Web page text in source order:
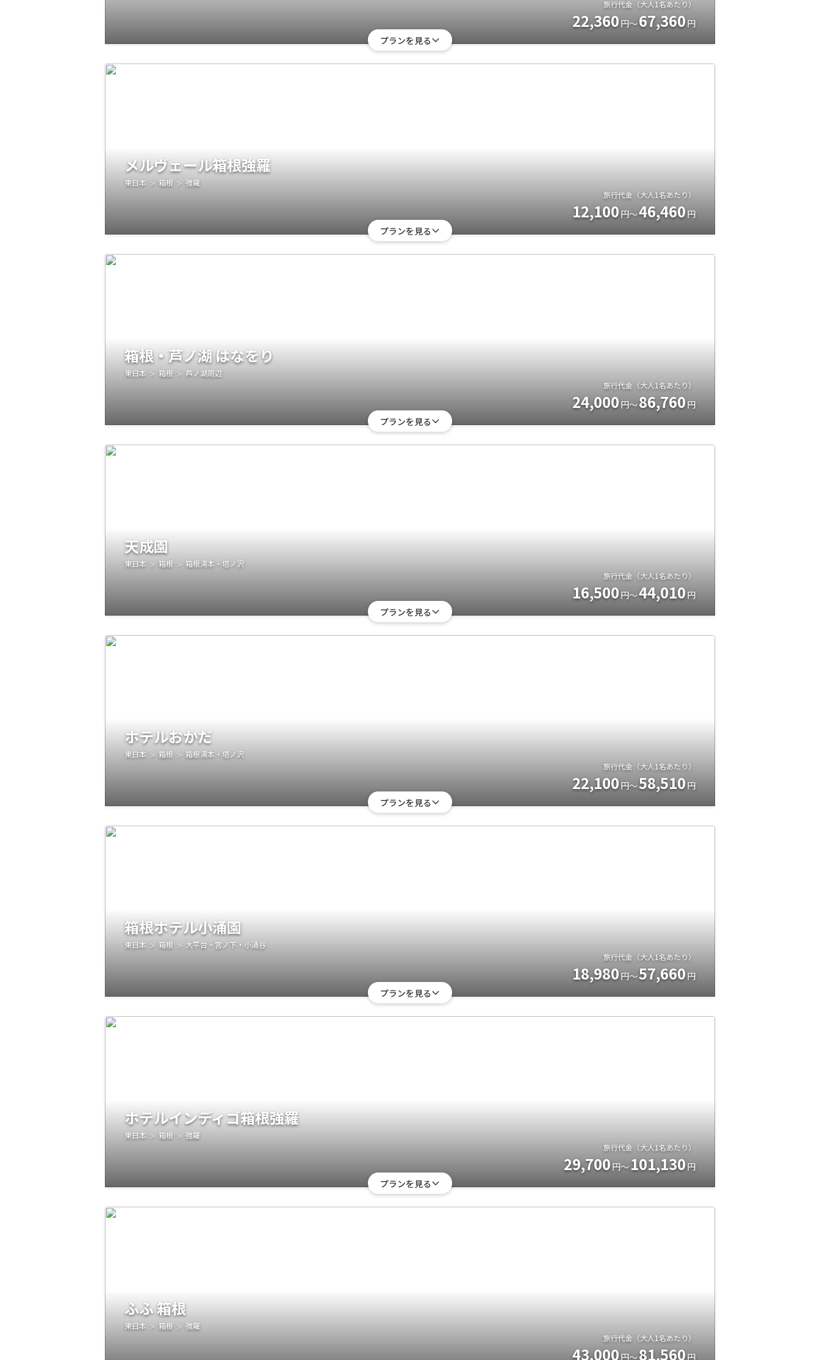
旅行代金（大人1名あたり）
22,360円～67,360円
プランを見る
メルヴェール箱根強羅
東日本 箱根
強羅
旅行代金（大人1名あたり）
12,100円～46,460円
プランを見る
箱根・芦ノ湖 はなをり
東日本 箱根
芦ノ湖周辺
旅行代金（大人1名あたり）
24,000円～86,760円
プランを見る
天成園
東日本 箱根
箱根湯本・塔ノ沢
旅行代金（大人1名あたり）
16,500円～44,010円
プランを見る
ホテルおかだ
東日本 箱根
箱根湯本・塔ノ沢
旅行代金（大人1名あたり）
22,100円～58,510円
プランを見る
箱根ホテル小涌園
東日本 箱根
大平台・宮ノ下・小涌谷
旅行代金（大人1名あたり）
18,980円～57,660円
プランを見る
ホテルインディゴ箱根強羅
東日本 箱根
強羅
旅行代金（大人1名あたり）
29,700円～101,130円
プランを見る
ふふ 箱根
東日本 箱根
強羅
旅行代金（大人1名あたり）
43,000円～81,560円